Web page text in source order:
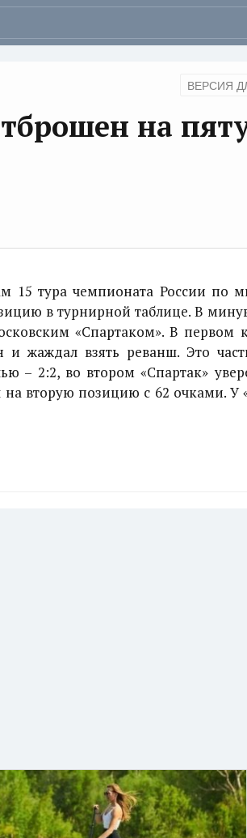
ВЕРСИЯ
на
15 тура чемпионата России по
в турнирной таблице. В
«Спартаком». В первом
жаждал взять реванш. Это
– 2:2, во втором «Спартак»
на вторую позицию с 62 очками. У